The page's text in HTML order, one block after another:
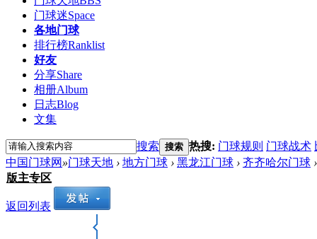
门球迷Space
各地门球
排行榜Ranklist
好友
分享Share
相册Album
日志Blog
文集
搜索 搜索 热搜: 门球规则 门球战术
中国门球网 »门球天地 › 地方门球 › 黑龙江门球 › 齐齐哈尔门球 ›
版主专区
返回列表